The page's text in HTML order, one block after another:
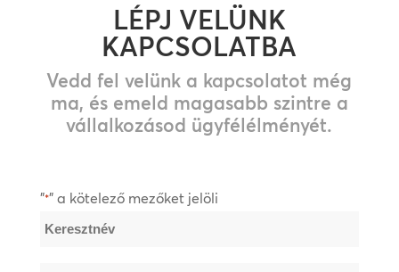
LÉPJ VELÜNK
KAPCSOLATBA
Vedd fel velünk a kapcsolatot még
ma, és emeld magasabb szintre a
vállalkozásod ügyfélélményét.
"*" a kötelező mezőket jelöli
Név